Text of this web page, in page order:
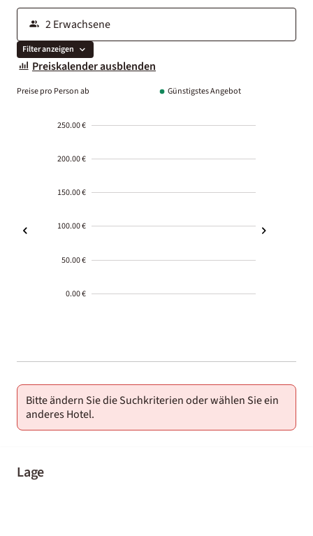
Filter anzeigen
Preiskalender ausblenden
Preise pro Person ab Günstigstes Angebot
250.00 €
200.00 €
150.00 €
100.00 €
50.00 €
0.00 €
01-02
Bitte ändern Sie die Suchkriterien oder wählen Sie ein
anderes Hotel.
Lage